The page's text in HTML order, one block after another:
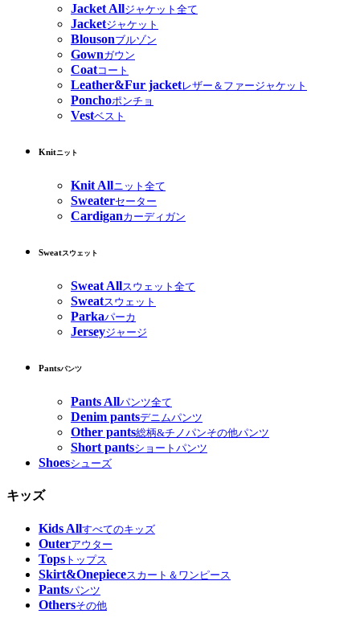
Jacket Allジャケット全て
Jacketジャケット
Blousonブルゾン
Gownガウン
Coatコート
Leather&Fur jacketレザー＆ファージャケット
Ponchoポンチョ
Vestベスト
Knitニット
Knit Allニット全て
Sweaterセーター
Cardiganカーディガン
Sweatスウェット
Sweat Allスウェット全て
Sweatスウェット
Parkaパーカ
Jerseyジャージ
Pantsパンツ
Pants Allパンツ全て
Denim pantsデニムパンツ
Other pants総柄&チノパンその他パンツ
Short pantsショートパンツ
Shoesシューズ
キッズ
Kids Allすべてのキッズ
Outerアウター
Tops トップス
Skirt&Onepieceスカート＆ワンピース
Pantsパンツ
Othersその他